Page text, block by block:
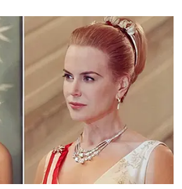
วิตที่เราอยากจะใช้ชีวิตไปกับ
กไปกับเขา หรือแม้กระทั่งเรา
นก็เลยอาจจะใช้เวลาหน่อย
นนี้เราโฟกัสที่ตัวเอง กลับมารัก
ทางที่เราอยากเป็น ให้เราเป็นที่
ของโยมันก็เลยไม่ได้เหมือนไป
ตัวเองอยู่ด้วย